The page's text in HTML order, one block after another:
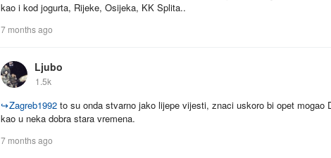
kao i kod jogurta, Rijeke, Osijeka, KK Splita..
7 months ago
Ljubo
1.5k
↪Zagreb1992 to su onda stvarno jako lijepe vijesti, znaci uskoro bi opet mogao
kao u neka dobra stara vremena.
7 months ago